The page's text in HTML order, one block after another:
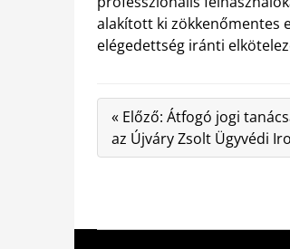
alakított ki zökkenőmentes
elégedettség iránti
« Előző: Átfogó jogi
az Újváry Zsolt Ügyvédi